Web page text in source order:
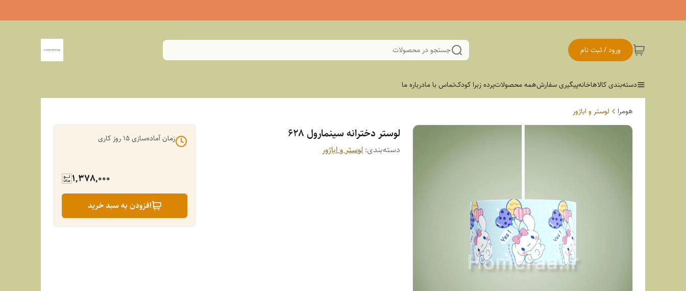
ورود / ثبت نام جستجو در محصولات
دسته‌بندی کالاهاخانهپیگیری سفارشهمه محصولاتپرده زبرا کودکتماس با مادرباره ما
هومرا لوستر و اباژور
لوستر دخترانه سینمارول ۶۲۸
دسته‌بندی:لوستر و اباژور
زمان آماده‌سازی15 روز کاری
1,378,000
افزودن به سبد خرید